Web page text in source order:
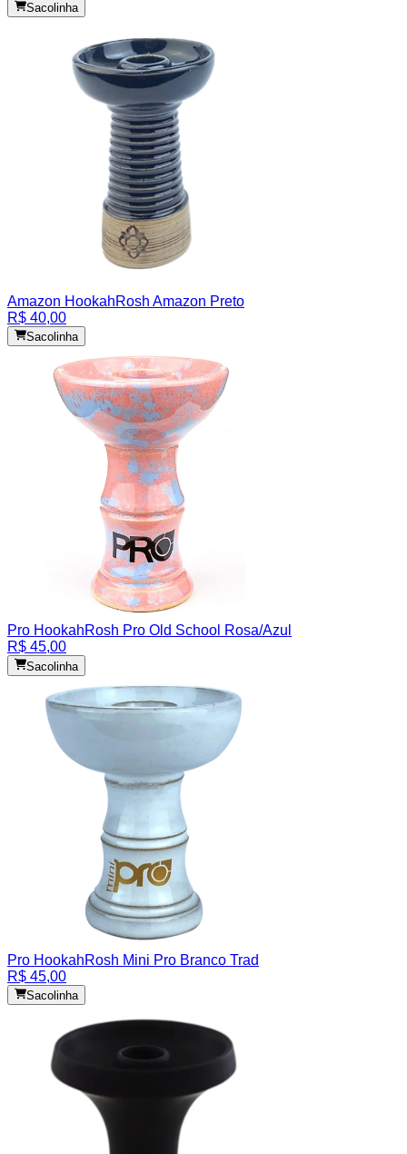
Sacolinha
Amazon HookahRosh Amazon Preto
R$ 40,00
Sacolinha
Pro HookahRosh Pro Old School Rosa/Azul
R$ 45,00
Sacolinha
Pro HookahRosh Mini Pro Branco Trad
R$ 45,00
Sacolinha